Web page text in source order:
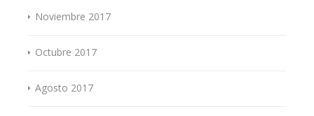
Noviembre 2017
Octubre 2017
Agosto 2017